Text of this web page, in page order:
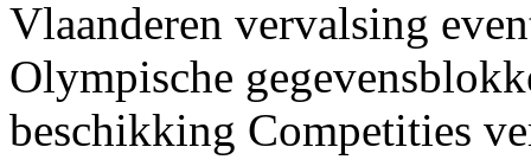
Vlaanderen vervalsing
Olympische
beschikking Competities